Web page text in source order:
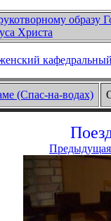
образу
Христа
(Спас-на-водах)